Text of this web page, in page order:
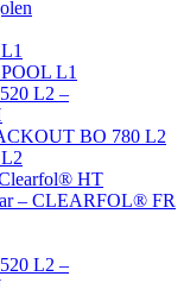
L1
L2 –
BO 780 L2
HT
– CLEARFOL® FR
L2 –